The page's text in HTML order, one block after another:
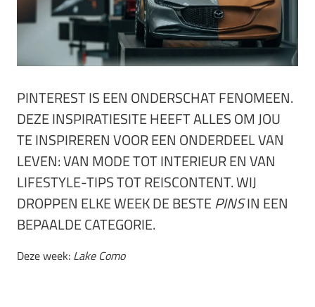
PINTEREST IS EEN ONDERSCHAT FENOMEEN.
DEZE INSPIRATIESITE HEEFT ALLES OM JOU
TE INSPIREREN VOOR EEN ONDERDEEL VAN
LEVEN: VAN MODE TOT INTERIEUR EN VAN
LIFESTYLE-TIPS TOT REISCONTENT. WIJ
DROPPEN ELKE WEEK DE BESTEPINSIN EEN
BEPAALDE CATEGORIE.
Deze week: Lake Como